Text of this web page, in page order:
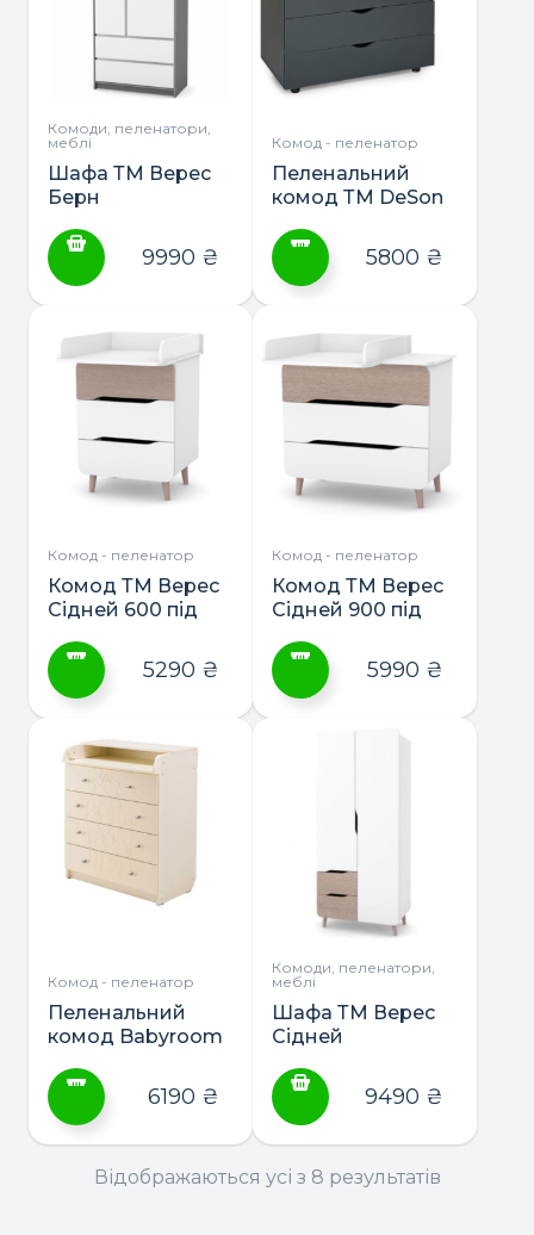
Параметри
вибрати
на
товару
Комоди, пеленатори,
меблі
Шафа ТМ Верес
Берн
9990 ₴
Комод - пеленатор
Пеленальний
комод ТМ DeSon
має
кілька
варіантів.
Параметри
вибрати
сторінці
товару
5800 ₴
Комод - пеленатор
Комод ТМ Верес
Сідней 600 під
пеленатор
товар
має
кілька
варіантів.
Параметри
можна
товару
5290 ₴
Комод - пеленатор
Комод ТМ Верес
Сідней 900 під
пеленатор
варіантів.
вибрати
сторінці
5990 ₴
Комод - пеленатор
Пеленальний
комод Babyroom
товар
6190 ₴
Комоди, пеленатори,
меблі
Шафа ТМ Верес
Сідней
9490 ₴
Відображаються усі з 8 результатів